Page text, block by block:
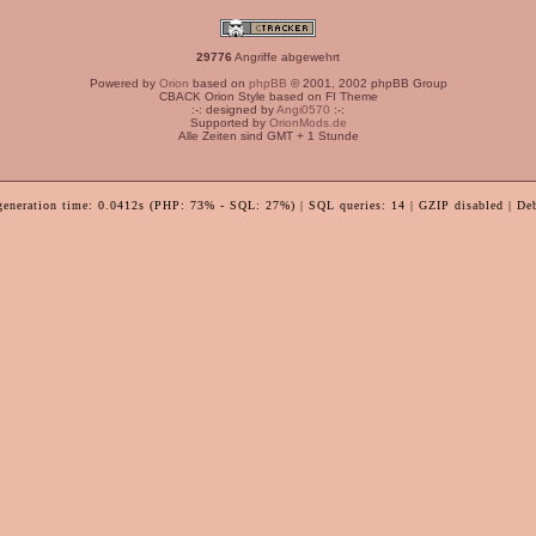
29776 Angriffe abgewehrt
Powered by Orion based on phpBB © 2001, 2002 phpBB Group
CBACK Orion Style based on FI Theme
:-: designed byAngi0570 :-:
Supported by OrionMods.de
Alle Zeiten sind GMT + 1 Stunde
time: 0.0412s (PHP: 73% - SQL: 27%) | SQL queries: 14 | GZIP disabled |